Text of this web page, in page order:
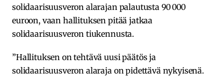
solidaarisuusveron alarajan palautusta 90 000
euroon, vaan hallituksen pitää jatkaa
solidaarisuusveron tiukennusta.
”Hallituksen on tehtävä uusi päätös ja
solidaarisuusveron alaraja on pidettävä nykyisenä.